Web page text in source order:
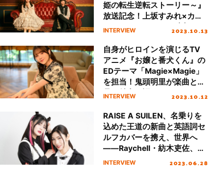
姫の転生逆転ストーリー～』
放送記念！上坂すみれ×カノ
エラナ、リスアニ！独占スペ
ー
INTERVIEW 2023.10.13
自身がヒロインを演じるTV
アニメ『お嬢と番犬くん』の
EDテーマ「Magie×Magie」
を担当！鬼頭明里が楽曲と作
品の魅力を語る
INTERVIEW 2023.10.12
RAISE A SUILEN、名乗りを
込めた王道の新曲と英語詞セ
ルフカバーを携え、世界へ
――Raychell・紡木吏佐、ニ
ューシングル「-N-E-M-E-S-
INTERVIEW 2023.06.28